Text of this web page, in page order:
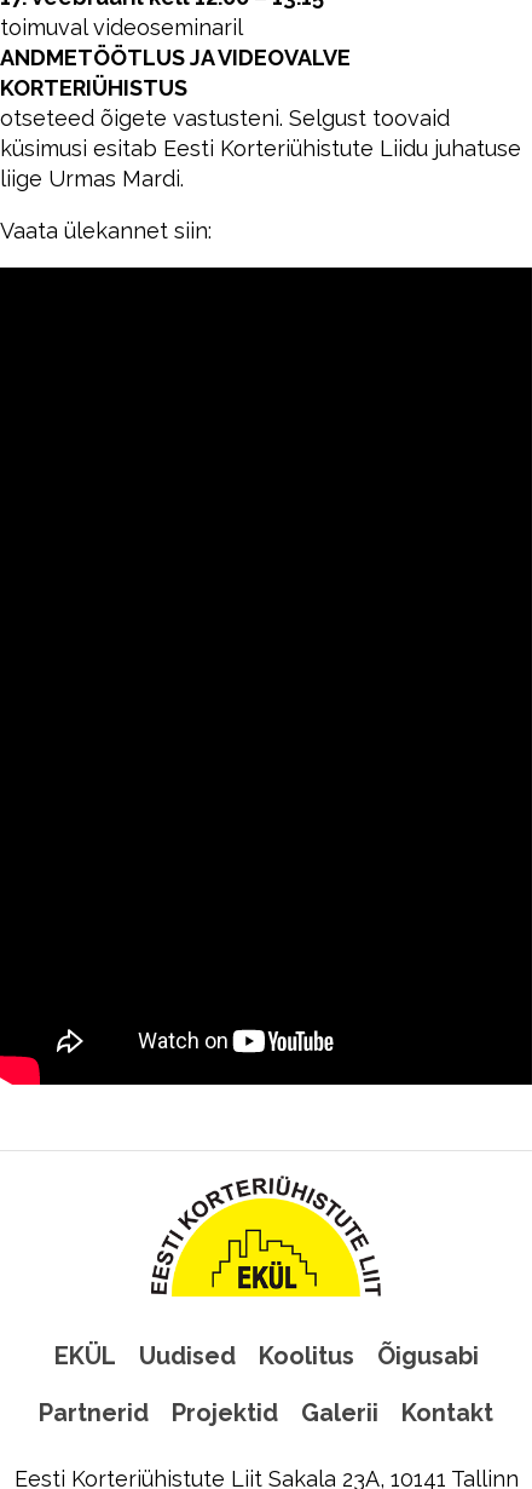
toimuval videoseminaril
ANDMETÖÖTLUS JA VIDEOVALVE
KORTERIÜHISTUS
otseteed õigete vastusteni. Selgust toovaid
küsimusi esitab Eesti Korteriühistute Liidu juhatuse
liige Urmas Mardi.
Vaata ülekannet siin:
EKÜL Uudised Koolitus
Õigusabi
Partnerid
Projektid Galerii Kontakt
Eesti Korteriühistute Liit Sakala 23A, 10141 Tallinn